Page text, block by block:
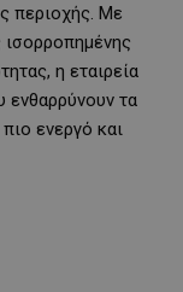
περιοχής. Με
η εταιρεία
ενθαρρύνουν τα
ενεργό και